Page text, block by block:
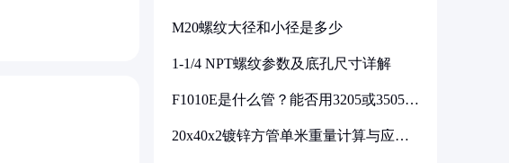
M20螺纹大径和小径是多少
1-1/4 NPT螺纹参数及底孔尺寸详解
F1010E是什么管？能否用3205或3505代
20x40x2镀锌方管单米重量计算与应用